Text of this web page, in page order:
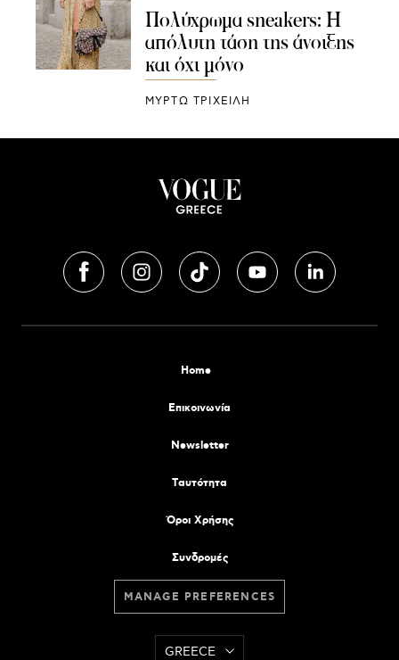
Πολύχρωμα sneakers: Η
απόλυτη τάση της άνοιξης
και όχι μόνο
ΜΥΡΤΩ ΤΡΙΧΕΙΛΗ
Home
Επικοινωνία
Newsletter
Tαυτότητα
Όροι Χρήσης
Συνδρομές
MANAGE PREFERENCES
GREECE